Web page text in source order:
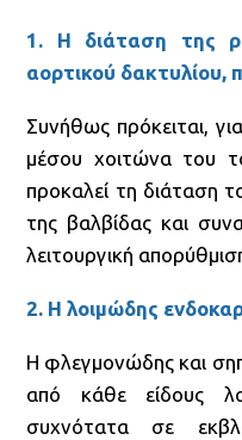
1. Η διάταση της
αορτικού δακτυλίου,
Συνήθως πρόκειται,
μέσου χοιτώνα του
προκαλεί τη διάταση
της βαλβίδας και
λειτουργική
2. Η λοιμώδης
Η φλεγμονώδης και
από κάθε είδους
συχνότατα σε